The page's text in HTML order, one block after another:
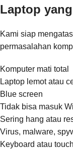
Laptop
Kami siap
permasalahan
Komputer mati total
Laptop lemot atau
Blue screen
Tidak bisa masuk
Sering hang atau
Virus, malware,
Keyboard atau